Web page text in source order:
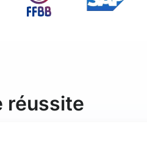
réussite